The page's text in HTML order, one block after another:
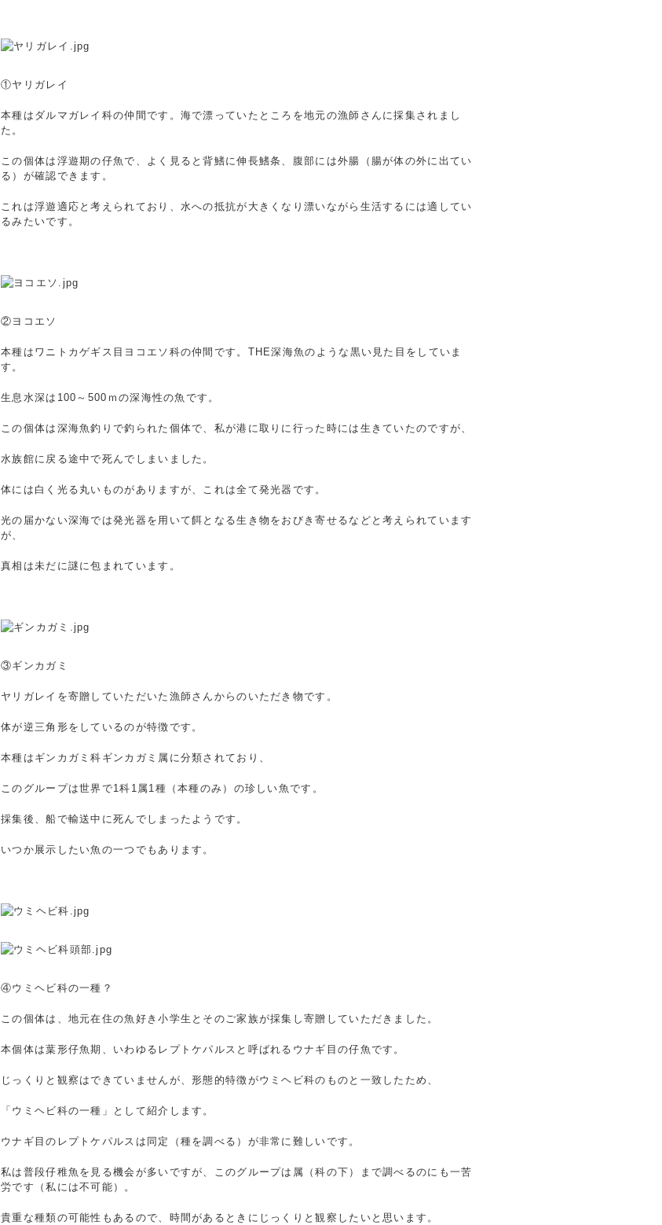
①ヤリガレイ
本種はダルマガレイ科の仲間です。海で漂っていたところを地元の漁師さんに採集されまし
た。
この個体は浮遊期の仔魚で、よく見ると背鰭に伸長鰭条、腹部には外腸（腸が体の外に出てい
る）が確認できます。
これは浮遊適応と考えられており、水への抵抗が大きくなり漂いながら生活するには適してい
るみたいです。
②ヨコエソ
本種はワニトカゲギス目ヨコエソ科の仲間です。THE深海魚のような黒い見た目をしていま
す。
生息水深は100～500ｍの深海性の魚です。
この個体は深海魚釣りで釣られた個体で、私が港に取りに行った時には生きていたのですが、
水族館に戻る途中で死んでしまいました。
体には白く光る丸いものがありますが、これは全て発光器です。
光の届かない深海では発光器を用いて餌となる生き物をおびき寄せるなどと考えられています
が、
真相は未だに謎に包まれています。
③ギンカガミ
ヤリガレイを寄贈していただいた漁師さんからのいただき物です。
体が逆三角形をしているのが特徴です。
本種はギンカガミ科ギンカガミ属に分類されており、
このグループは世界で1科1属1種（本種のみ）の珍しい魚です。
採集後、船で輸送中に死んでしまったようです。
いつか展示したい魚の一つでもあります。
④ウミヘビ科の一種？
この個体は、地元在住の魚好き小学生とそのご家族が採集し寄贈していただきました。
本個体は葉形仔魚期、いわゆるレプトケパルスと呼ばれるウナギ目の仔魚です。
じっくりと観察はできていませんが、形態的特徴がウミヘビ科のものと一致したため、
「ウミヘビ科の一種」として紹介します。
ウナギ目のレプトケパルスは同定（種を調べる）が非常に難しいです。
私は普段仔稚魚を見る機会が多いですが、このグループは属（科の下）まで調べるのにも一苦
労です（私には不可能）。
貴重な種類の可能性もあるので、時間があるときにじっくりと観察したいと思います。